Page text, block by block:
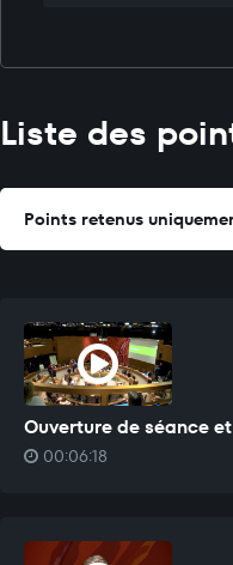
Liste des
Points retenus
Ouverture de séance
00:06:18